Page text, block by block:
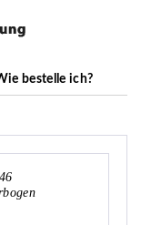
bestelle ich?